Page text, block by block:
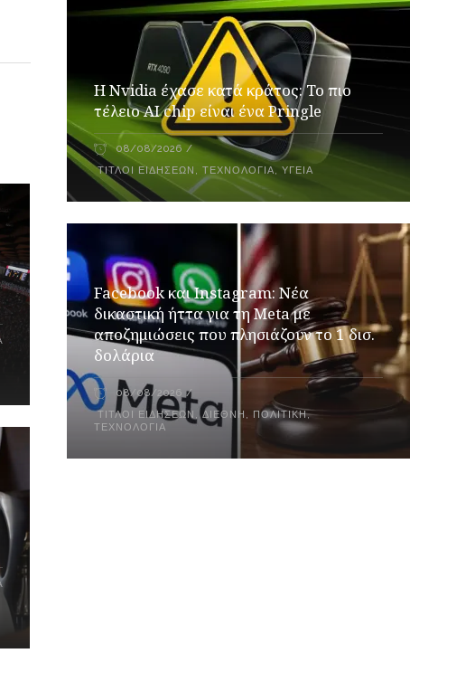
Η Nvidia έχασε κατά κράτος: Το πιο
τέλειο AI chip είναι ένα Pringle
08/08/2026
ΤΊΤΛΟΙ ΕΙΔΉΣΕΩΝ ,ΤΕΧΝΟΛΟΓΊΑ,ΥΓΕΊΑ
Facebook και Instagram: Νέα
δικαστική ήττα για τη Meta με
αποζημιώσεις που πλησιάζουν το 1 δισ.
δολάρια
08/08/2026
ΤΊΤΛΟΙ ΕΙΔΉΣΕΩΝ ,ΔΙΕΘΝΉ , ΠΟΛΙΤΙΚΉ,
ΤΕΧΝΟΛΟΓΊΑ